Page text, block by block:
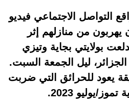
التواصل الاجتماعي فيديو
من منازلهم إثر
بولايتي بجاية وتيزي
ليل الجمعة السبت.
يعود للحرائق التي ضربت
يوليو 2023.